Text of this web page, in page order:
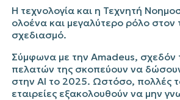
Η τεχνολογία και η Τεχνητή
ολοένα και μεγαλύτερο ρόλο στον
σχεδιασμό.
Σύμφωνα με την Amadeus, σχεδόν
πελατών της σκοπεύουν να
στην AI το 2025. Ωστόσο, πολλές
εταιρείες εξακολουθούν να μην